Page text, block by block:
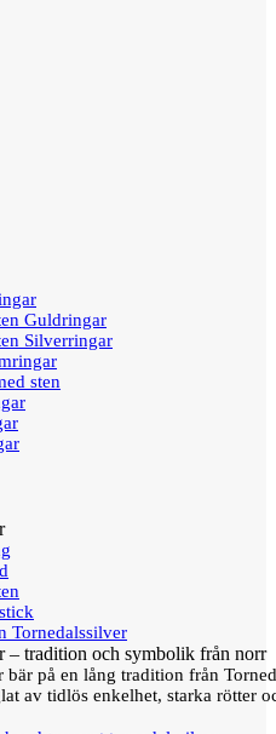
Guldringar
Silverringar
sten
Tornedalssilver
– tradition och symbolik från norr
bär på en lång tradition från
av tidlös enkelhet, starka rötter